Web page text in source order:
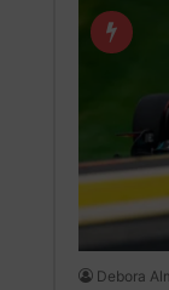
Debora